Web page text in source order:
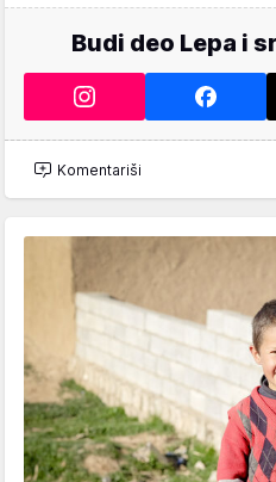
Budi deo Lepa i
Komentariši